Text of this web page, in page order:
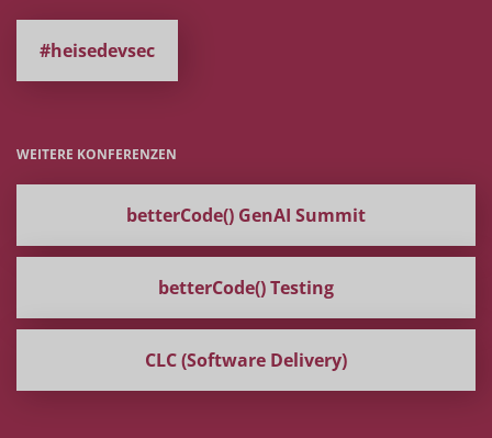
#heisedevsec
WEITERE KONFERENZEN
betterCode() GenAI Summit
betterCode() Testing
CLC (Software Delivery)